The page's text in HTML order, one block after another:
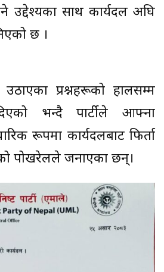
उद्देश्यका साथ कार्यदल अघि
छ ।
प्रश्नहरूको हालसम्म
भन्दै पार्टीले आफ्ना
रूपमा कार्यदलबाट फिर्ता
पोखरेलले जनाएका छन्।